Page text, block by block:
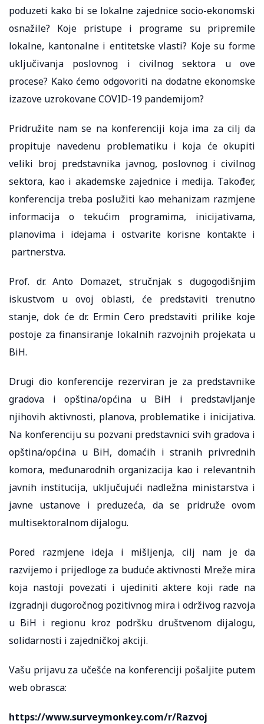
poduzeti kako bi se lokalne zajednice socio-ekonomski
osnažile? Koje pristupe i programe su pripremile
lokalne, kantonalne i entitetske vlasti? Koje su forme
uključivanja poslovnog i civilnog sektora u ove
procese? Kako ćemo odgovoriti na dodatne ekonomske
izazove uzrokovane COVID-19 pandemijom?
Pridružite nam se na konferenciji koja ima za cilj da
propituje navedenu problematiku i koja će okupiti
veliki broj predstavnika javnog, poslovnog i civilnog
sektora, kao i akademske zajednice i medija. Također,
konferencija treba poslužiti kao mehanizam razmjene
informacija o tekućim programima, inicijativama,
planovima i idejama i ostvarite korisne kontakte i
partnerstva.
Prof. dr. Anto Domazet, stručnjak s dugogodišnjim
iskustvom u ovoj oblasti, će predstaviti trenutno
stanje, dok će dr. Ermin Cero predstaviti prilike koje
postoje za finansiranje lokalnih razvojnih projekata u
BiH.
Drugi dio konferencije rezerviran je za predstavnike
gradova i opština/općina u BiH i predstavljanje
njihovih aktivnosti, planova, problematike i inicijativa.
Na konferenciju su pozvani predstavnici svih gradova i
opština/općina u BiH, domaćih i stranih privrednih
komora, međunarodnih organizacija kao i relevantnih
javnih institucija, uključujući nadležna ministarstva i
javne ustanove i preduzeća, da se pridruže ovom
multisektoralnom dijalogu.
Pored razmjene ideja i mišljenja, cilj nam je da
razvijemo i prijedloge za buduće aktivnosti Mreže mira
koja nastoji povezati i ujediniti aktere koji rade na
izgradnji dugoročnog pozitivnog mira i održivog razvoja
u BiH i regionu kroz podršku društvenom dijalogu,
solidarnosti i zajedničkoj akciji.
Vašu prijavu za učešće na konferenciji pošaljite putem
web obrasca:
https://www.surveymonkey.com/r/Razvoj